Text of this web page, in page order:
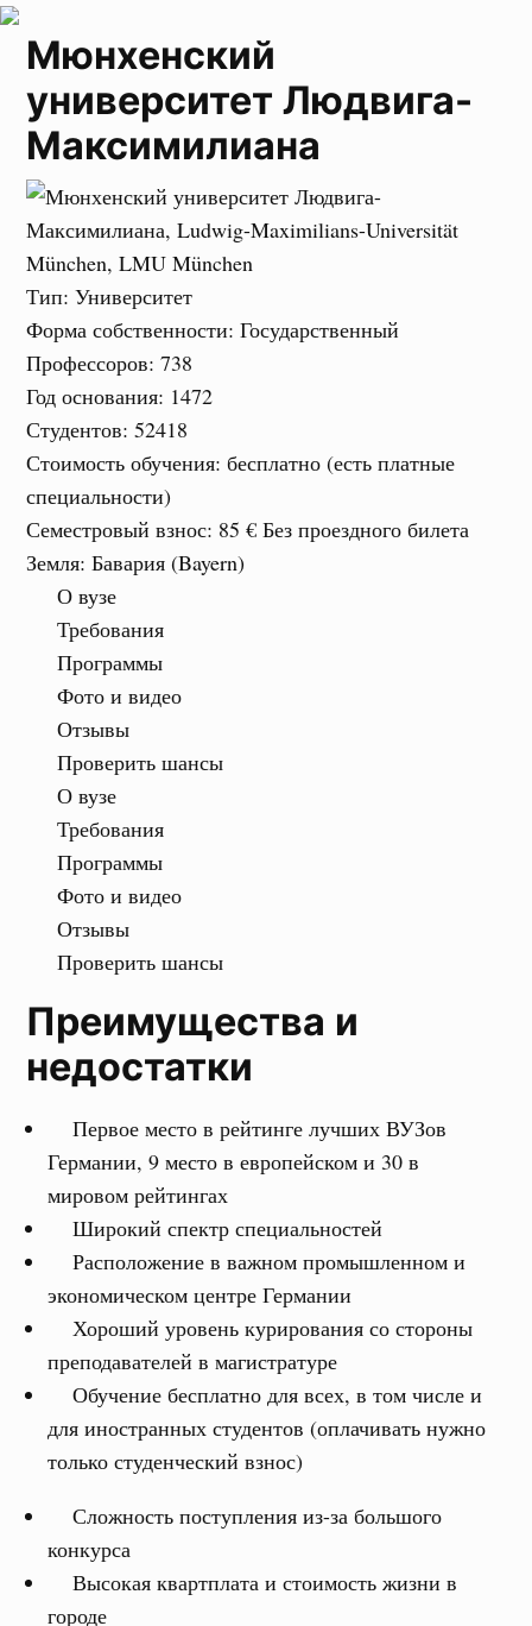
Мюнхенский
университет Людвига-
Максимилиана
Тип: Университет
Форма собственности: Государственный
Профессоров: 738
Год основания: 1472
Студентов: 52418
Стоимость обучения: бесплатно (есть платные
специальности)
Семестровый взнос: 85 € Без проездного билета
Земля: Бавария (Bayern)
О вузе
Требования
Программы
Фото и видео
Отзывы
Проверить шансы
О вузе
Требования
Программы
Фото и видео
Отзывы
Проверить шансы
Преимущества и
недостатки
Первое место в рейтинге лучших ВУЗов
Германии, 9 место в европейском и 30 в
мировом рейтингах
Широкий спектр специальностей
Расположение в важном промышленном и
экономическом центре Германии
Хороший уровень курирования со стороны
преподавателей в магистратуре
Обучение бесплатно для всех, в том числе и
для иностранных студентов (оплачивать нужно
только студенческий взнос)
Сложность поступления из-за большого
конкурса
Высокая квартплата и стоимость жизни в
городе